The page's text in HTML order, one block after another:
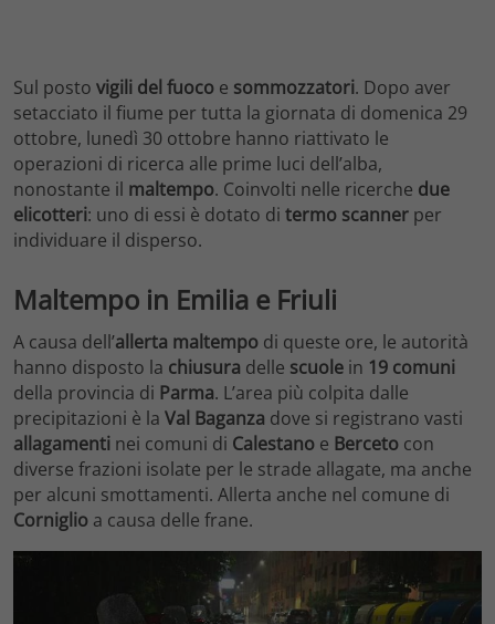
Sul posto vigili del fuoco e sommozzatori. Dopo aver
setacciato il fiume per tutta la giornata di domenica 29
ottobre, lunedì 30 ottobre hanno riattivato le
operazioni di ricerca alle prime luci dell’alba,
nonostante il maltempo. Coinvolti nelle ricerche due
elicotteri: uno di essi è dotato di termo scanner per
individuare il disperso.
Maltempo in Emilia e Friuli
A causa dell’allerta maltempo di queste ore, le autorità
hanno disposto la chiusura delle scuole in 19 comuni
della provincia di Parma. L’area più colpita dalle
precipitazioni è la Val Baganza dove si registrano vasti
allagamenti nei comuni di Calestano e Berceto con
diverse frazioni isolate per le strade allagate, ma anche
per alcuni smottamenti. Allerta anche nel comune di
Corniglio a causa delle frane.